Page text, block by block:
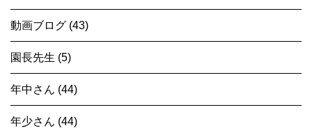
動画ブログ (43)
園長先生 (5)
年中さん (44)
年少さん (44)